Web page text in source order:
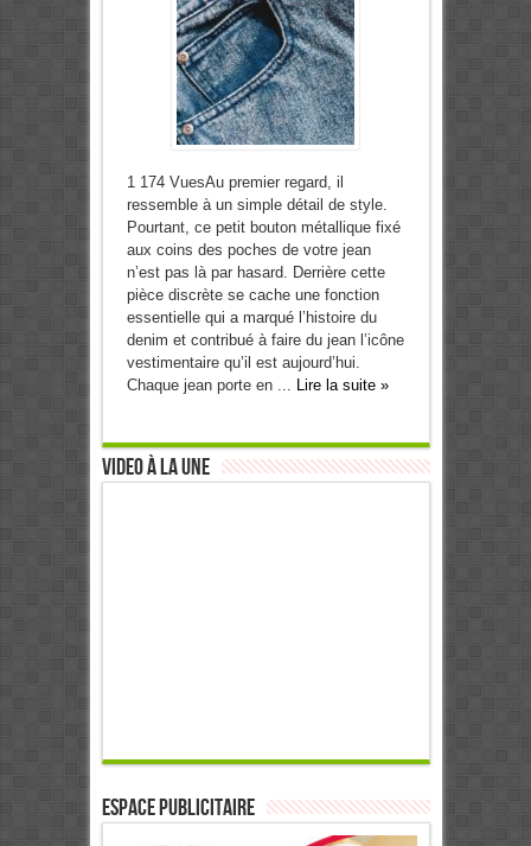
1 174 VuesAu premier regard, il
ressemble à un simple détail de style.
Pourtant, ce petit bouton métallique fixé
aux coins des poches de votre jean
n’est pas là par hasard. Derrière cette
pièce discrète se cache une fonction
essentielle qui a marqué l’histoire du
denim et contribué à faire du jean l’icône
vestimentaire qu’il est aujourd’hui.
Chaque jean porte en ... Lire la suite »
Video à la Une
ESPACE PUBLICITAIRE